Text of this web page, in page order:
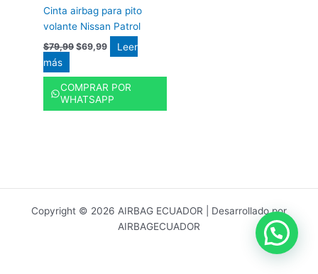
Cinta airbag para pito
volante Nissan Patrol
$79,99 $69,99
Leer
más
COMPRAR POR
WHATSAPP
Copyright © 2026 AIRBAG ECUADOR | Desarrollado por
AIRBAGECUADOR